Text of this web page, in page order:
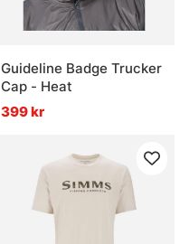
Guideline Badge Trucker
Cap - Heat
399 kr